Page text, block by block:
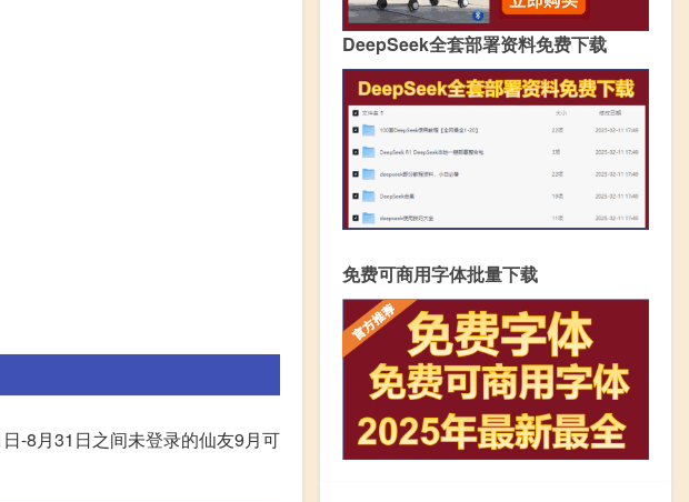
-8月31日之间未登录的仙友9月可
DeepSeek全套部署资料免费下载
免费可商用字体批量下载